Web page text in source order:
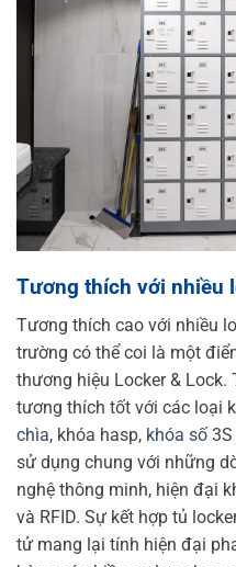
Tương thích với nhiều
Tương thích cao với nhiều
trường có thể coi là một
thương hiệu Locker & Lock.
tương thích tốt với các loại
chìa, khóa hasp, khóa số3S
sử dụng chung với những
nghệ thông minh, hiện đại
và RFID. Sự kết hợp tủ
tử mang lại tính hiện đại